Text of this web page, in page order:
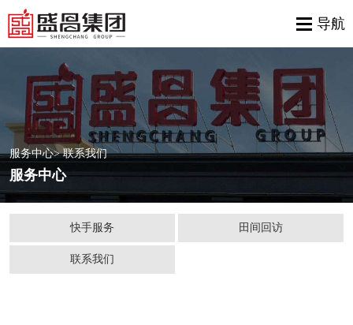
服务中心> 联系我们
服务中心
快手服务 田间回访
联系我们